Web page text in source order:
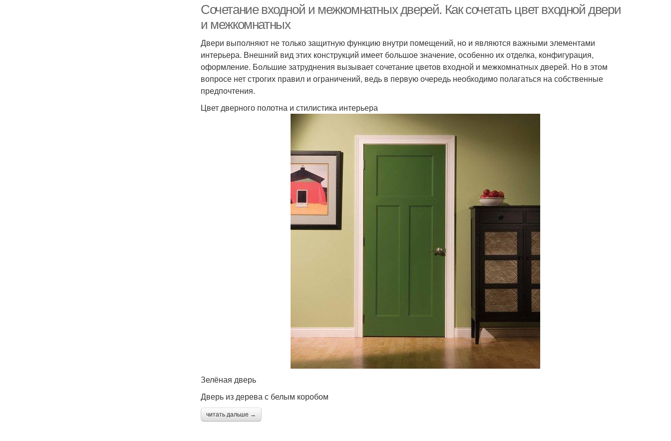
Сочетание входной и межкомнатных дверей. Как сочетать цвет входной двери
и межкомнатных
Двери выполняют не только защитную функцию внутри помещений, но и являются важными элементами
интерьера. Внешний вид этих конструкций имеет большое значение, особенно их отделка, конфигурация,
оформление. Большие затруднения вызывает сочетание цветов входной и межкомнатных дверей. Но в этом
вопросе нет строгих правил и ограничений, ведь в первую очередь необходимо полагаться на собственные
предпочтения.
Цвет дверного полотна и стилистика интерьера
Зелёная дверь
Дверь из дерева с белым коробом
читать дальше →